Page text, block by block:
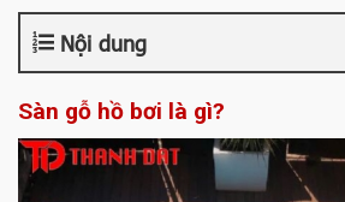
Nội dung
Sàn gỗ hồ bơi là gì?